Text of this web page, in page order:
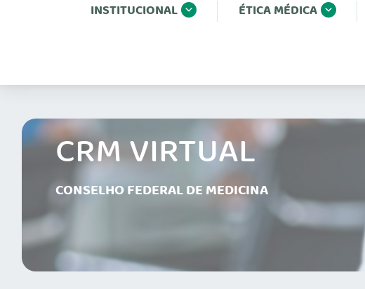
INSTITUCIONAL ÉTICA MÉDICA
CRM VIRTUAL
CONSELHO FEDERAL DE MEDICINA